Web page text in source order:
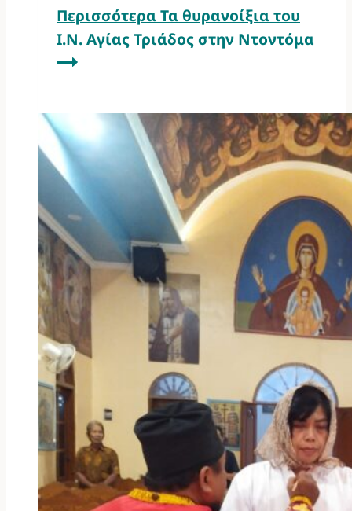
Περισσότερα Τα θυρανοίξια του
Ι.Ν. Αγίας Τριάδος στην Ντοντόμα